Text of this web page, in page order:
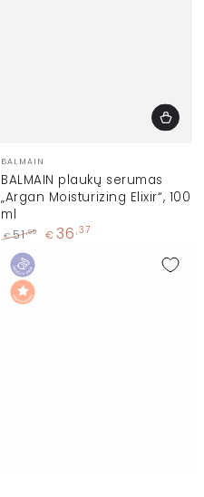
Prekinis
ženklas:
BALMAIN
BALMAIN plaukų serumas
„Argan Moisturizing Elixir“, 100
ml
Įprasta
kaina
€ 51,95 € 36 ,37